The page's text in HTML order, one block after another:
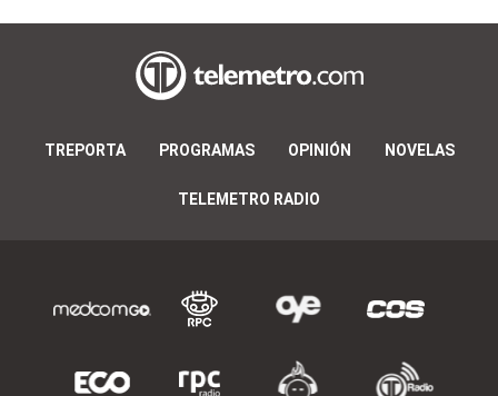
TREPORTA PROGRAMAS OPINIÓN NOVELAS
TELEMETRO RADIO